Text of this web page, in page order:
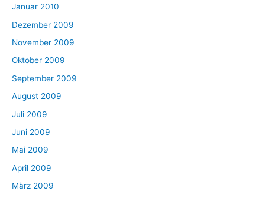
Januar 2010
Dezember 2009
November 2009
Oktober 2009
September 2009
August 2009
Juli 2009
Juni 2009
Mai 2009
April 2009
März 2009